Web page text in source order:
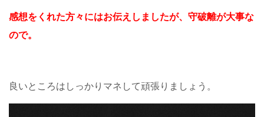
感想をくれた方々にはお伝えしましたが、 守破離が大事な
ので。
良いところはしっかりマネして頑張りましょう。